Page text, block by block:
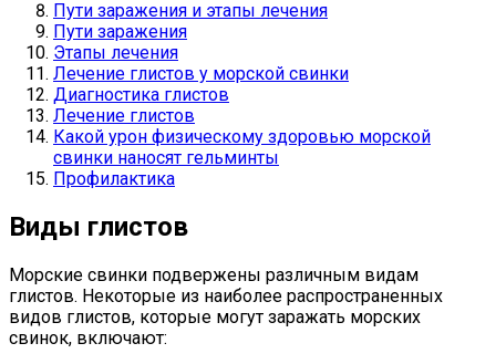
Пути заражения и этапы лечения
Пути заражения
Этапы лечения
Лечение глистов у морской свинки
Диагностика глистов
Лечение глистов
Какой урон физическому здоровью морской
свинки наносят гельминты
Профилактика
Виды глистов
Морские свинки подвержены различным видам
глистов. Некоторые из наиболее распространенных
видов глистов, которые могут заражать морских
свинок, включают: